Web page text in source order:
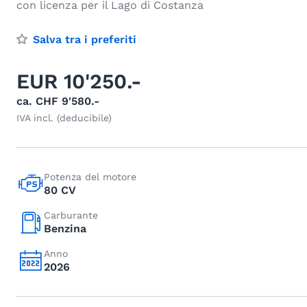
con licenza per il Lago di Costanza
Salva tra i preferiti
EUR 10'250.-
ca. CHF 9'580.-
IVA incl. (deducibile)
Potenza del motore
80 CV
Carburante
Benzina
Anno
2026